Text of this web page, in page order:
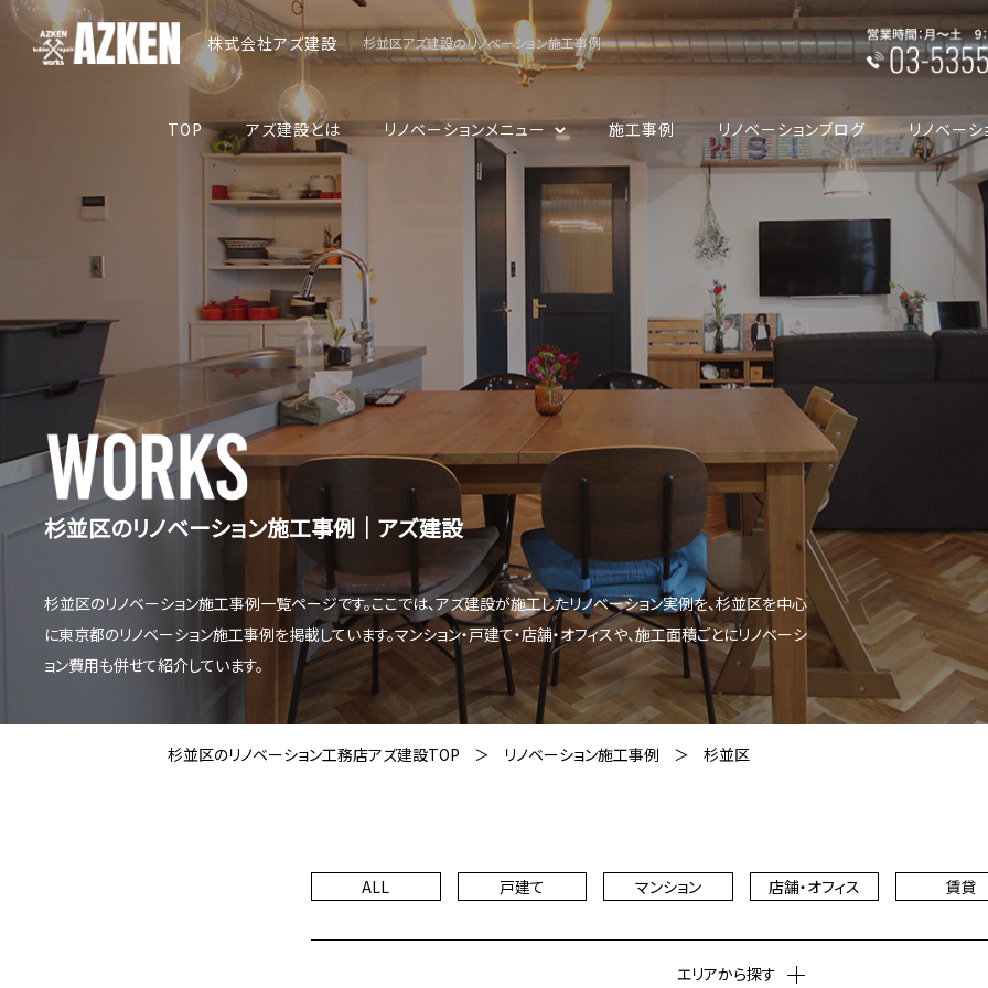
株式会社アズ建設 | 杉並区アズ建設のリノベーション施工事例
TOP アズ建設とは リノベーションメニュー 施工事例 リノベーションブログ リノベー
杉並区のリノベーション施工事例│アズ建設
杉並区のリノベーション施工事例一覧ページです。ここでは、アズ建設が施工したリノベーション実例を、杉並区を中心
に東京都のリノベーション施工事例を掲載しています。マンション・戸建て・店舗・オフィスや、施工面積ごとにリノベーシ
ョン費用も併せて紹介しています。
杉並区のリノベーション工務店アズ建設TOP リノベーション施工事例 杉並区
ALL 戸建て マンション 店舗・オフィス 賃貸
エリアから探す